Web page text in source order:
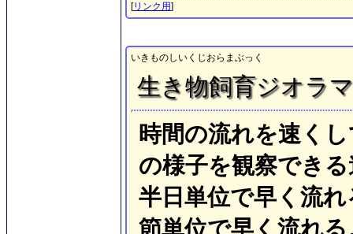
[リンク用]
いきものしいくじおらまぶっく
生き物飼育ジオラ
時間の流れを速く
の様子を観察でき
半日単位で早く流
節単位で早く流れる